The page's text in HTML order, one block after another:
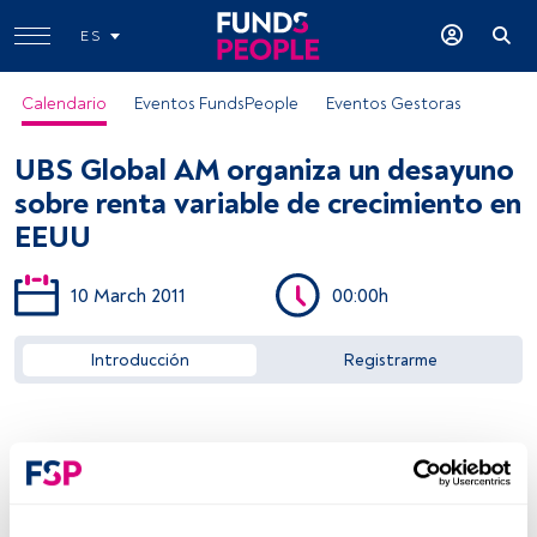
ES
Calendario Eventos FundsPeople Eventos Gestoras
Acceder a FundsPeople
UBS Global AM organiza un desayuno
sobre renta variable de crecimiento en
EEUU
10 March 2011 00:00h
Introducción Registrarme